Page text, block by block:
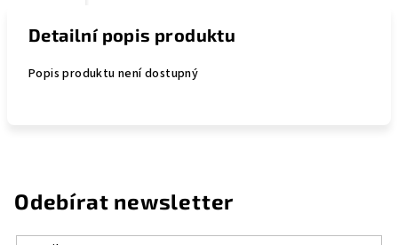
Detailní popis produktu
Popis produktu není dostupný
Odebírat newsletter